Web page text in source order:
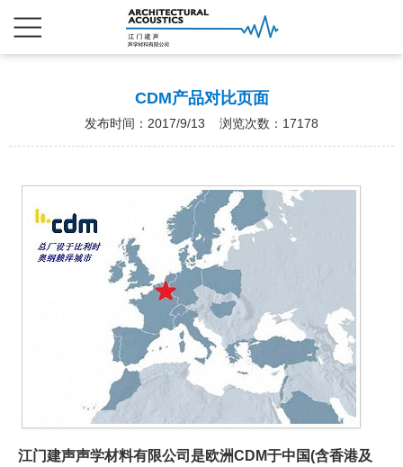
CDM产品对比页面
发布时间：2017/9/13 浏览次数：17178
江门建声声学材料有限公司是欧洲CDM于中国(含香港及